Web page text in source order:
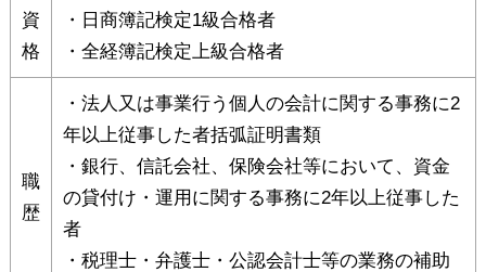
資
格
・日商簿記検定1級合格者
・全経簿記検定上級合格者
職
歴
・法人又は事業行う個人の会計に関する事務に2
年以上従事した者括弧証明書類
・銀行、信託会社、保険会社等において、資金
の貸付け・運用に関する事務に2年以上従事した
者
・税理士・弁護士・公認会計士等の業務の補助